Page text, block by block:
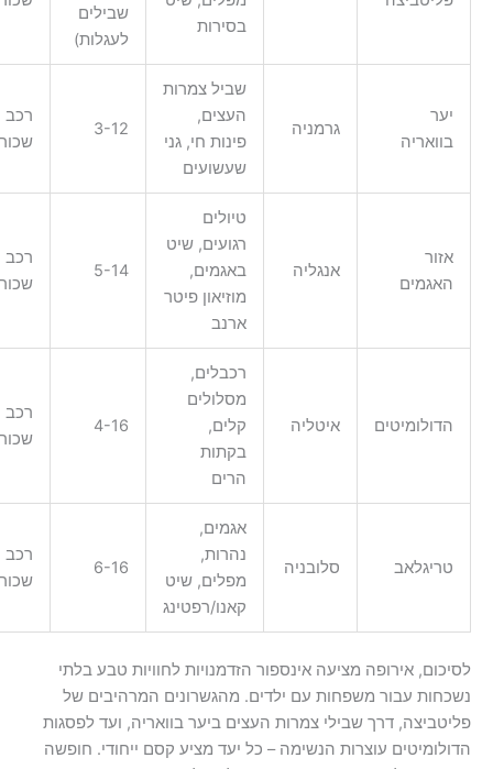
בסירות
שבילים
לעגלות)
בוואריה
גרמניה
שביל צמרות
העצים,
פינות חי, גני
שעשועים
האגמים
אנגליה
טיולים
רגועים, שיט
באגמים,
מוזיאון פיטר
הדולומיטים איטליה
רכבלים,
מסלולים
בקתות
טריגלאב סלובניה
אגמים,
נהרות,
מפלים, שיט
קאנו/רפטינג
אירופה מציעה אינספור הזדמנויות לחוויות טבע בלתי
עבור משפחות עם ילדים. מהגשרונים המרהיבים של
דרך שבילי צמרות העצים ביער בוואריה, ועד לפסגות
עוצרות הנשימה – כל יעד מציע קסם ייחודי. חופשה